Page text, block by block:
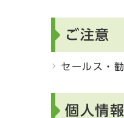
ご注意
セールス・
個人情